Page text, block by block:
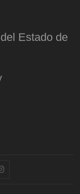
Estado de
instagram